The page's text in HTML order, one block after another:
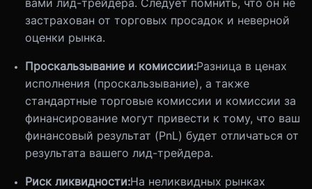
вами лид-трейдера. Следует помнить, что он не
застрахован от торговых просадок и неверной
оценки рынка.
Проскальзывание и комиссии:Разница в ценах
исполнения (проскальзывание), а также
стандартные торговые комиссии и комиссии за
финансирование могут привести к тому, что ваш
финансовый результат (PnL) будет отличаться от
результата вашего лид-трейдера.
Риск ликвидности:На неликвидных рынках